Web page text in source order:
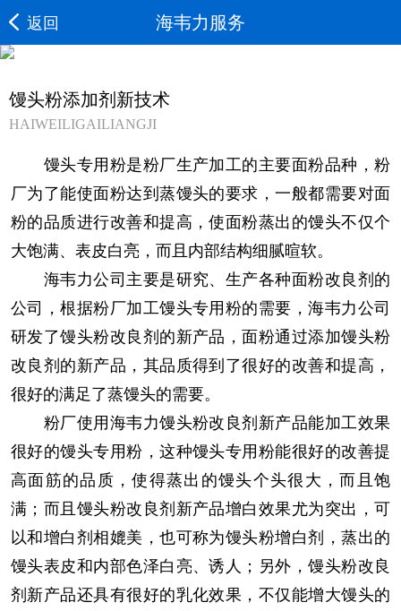
返回 海韦力服务
馒头粉添加剂新技术
HAIWEILIGAILIANGJI
馒头专用粉是粉厂生产加工的主要面粉品种，粉
厂为了能使面粉达到蒸馒头的要求，一般都需要对面
粉的品质进行改善和提高，使面粉蒸出的馒头不仅个
大饱满、表皮白亮，而且内部结构细腻暄软。
海韦力公司主要是研究、生产各种面粉改良剂的
公司，根据粉厂加工馒头专用粉的需要，海韦力公司
研发了馒头粉改良剂的新产品，面粉通过添加馒头粉
改良剂的新产品，其品质得到了很好的改善和提高，
很好的满足了蒸馒头的需要。
粉厂使用海韦力馒头粉改良剂新产品能加工效果
很好的馒头专用粉，这种馒头专用粉能很好的改善提
高面筋的品质，使得蒸出的馒头个头很大，而且饱
满；而且馒头粉改良剂新产品增白效果尤为突出，可
以和增白剂相媲美，也可称为馒头粉增白剂，蒸出的
馒头表皮和内部色泽白亮、诱人；另外，馒头粉改良
剂新产品还具有很好的乳化效果，不仅能增大馒头的